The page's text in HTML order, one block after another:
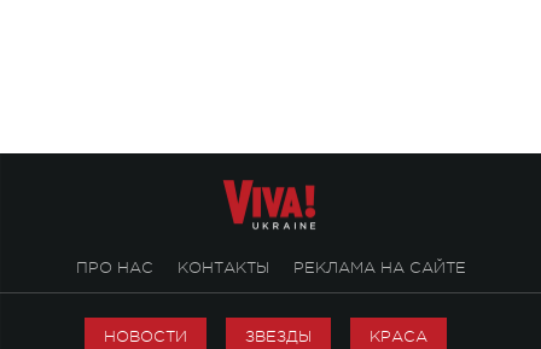
ПРО НАС КОНТАКТЫ РЕКЛАМА НА САЙТЕ
НОВОСТИ ЗВЕЗДЫ КРАСА